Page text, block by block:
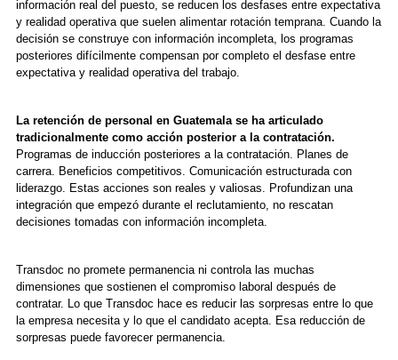
información real del puesto, se reducen los desfases entre expectativa
y realidad operativa que suelen alimentar rotación temprana. Cuando la
decisión se construye con información incompleta, los programas
posteriores difícilmente compensan por completo el desfase entre
expectativa y realidad operativa del trabajo.
La retención de personal en Guatemala se ha articulado
tradicionalmente como acción posterior a la contratación.
Programas de inducción posteriores a la contratación. Planes de
carrera. Beneficios competitivos. Comunicación estructurada con
liderazgo. Estas acciones son reales y valiosas. Profundizan una
integración que empezó durante el reclutamiento, no rescatan
decisiones tomadas con información incompleta.
Transdoc no promete permanencia ni controla las muchas
dimensiones que sostienen el compromiso laboral después de
contratar. Lo que Transdoc hace es reducir las sorpresas entre lo que
la empresa necesita y lo que el candidato acepta. Esa reducción de
sorpresas puede favorecer permanencia.